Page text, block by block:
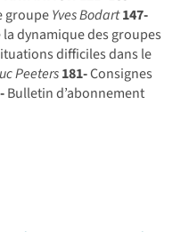
groupeYves Bodart147-
dynamique des groupes
difficiles dans le
Peeters181-Consignes
Bulletin d’abonnement